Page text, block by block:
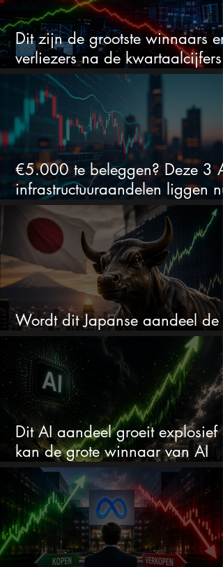
Dit zijn de grootste winnaars en
verliezers na de kwartaalcijfers
(2 springen eruit)
€5.000 te beleggen? Deze 3
infrastructuuraandelen liggen nu
in de uitverkoop
Wordt dit Japanse aandeel de
comeback kid van 2026?
Dit AI aandeel groeit explosief
kan de grote winnaar van AI
worden